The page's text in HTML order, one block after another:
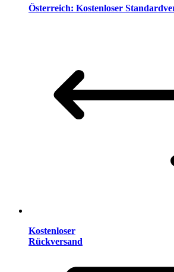
Österreich: Kostenloser
Kostenloser
Rückversand